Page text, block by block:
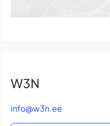
W3N
info@w3n.ee